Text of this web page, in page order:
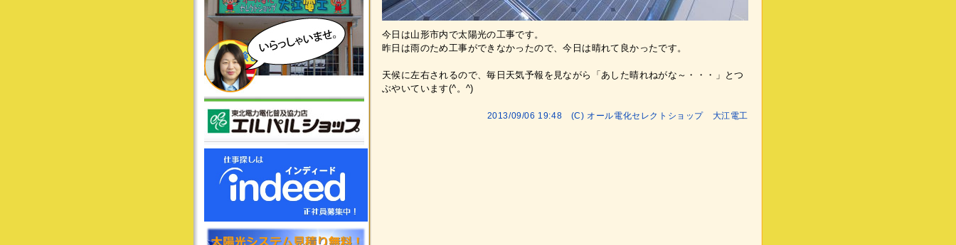
今日は山形市内で太陽光の工事です。
昨日は雨のため工事ができなかったので、今日は晴れて良かったです。
天候に左右されるので、毎日天気予報を見ながら「あした晴れねがな～・・・」とつ
ぶやいています(^。^)
2013/09/06 19:48 (C) オール電化セレクトショップ 大江電工